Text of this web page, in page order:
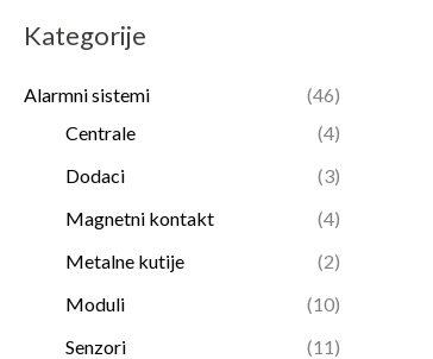
Kategorije
Alarmni sistemi
(46)
Centrale
(4)
Dodaci
(3)
Magnetni kontakt
(4)
Metalne kutije
(2)
Moduli
(10)
Senzori
(11)